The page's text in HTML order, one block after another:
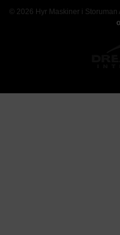
© 2026 Hyr Maskiner i